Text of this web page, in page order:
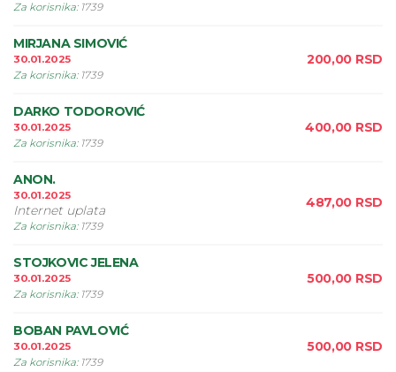
Za korisnika: 1739
MIRJANA SIMOVIĆ
30.01.2025
Za korisnika: 1739
200,00 RSD
DARKO TODOROVIĆ
30.01.2025
Za korisnika: 1739
400,00 RSD
ANON.
30.01.2025
Internet uplata
Za korisnika: 1739
487,00 RSD
STOJKOVIC JELENA
30.01.2025
Za korisnika: 1739
500,00 RSD
BOBAN PAVLOVIĆ
30.01.2025
Za korisnika: 1739
500,00 RSD